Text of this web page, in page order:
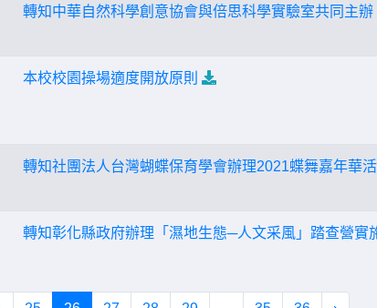
轉知中華自然科學創意協會與倍思科學實驗室共同主
本校校園操場適度開放原則
轉知社團法人台灣蝴蝶保育學會辦理2021蝶舞嘉年華
轉知彰化縣政府辦理「濕地生態─人文采風」踏查營實